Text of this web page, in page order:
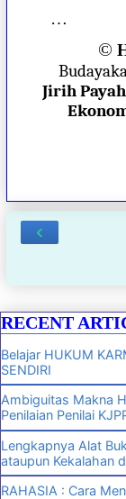
…
©
Jirih Payah
‹
RECENT
Belajar HUKUM
SENDIRI
Ambiguitas Makna
Penilaian Penilai
Lengkapnya Alat
ataupun Kekalahan
RAHASIA : Cara